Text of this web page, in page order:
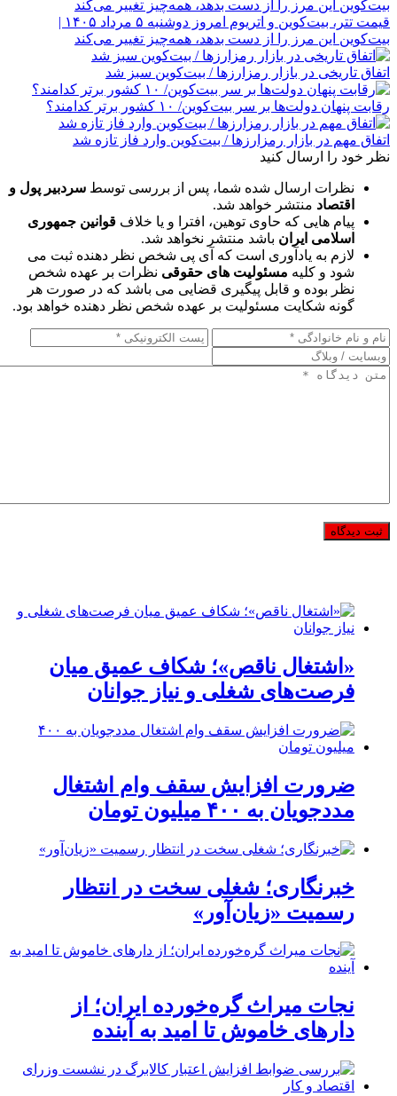
قیمت تتر، بیت‌کوین و اتریوم امروز دوشنبه ۵ مرداد ۱۴۰۵ |
بیت‌کوین این مرز را از دست بدهد، همه‌چیز تغییر می‌کند
اتفاق تاریخی در بازار رمزارزها / بیت‌کوین سبز شد
رقابت پنهان دولت‌ها بر سر بیت‌کوین/ ۱۰ کشور برتر کدامند؟
اتفاق مهم در بازار رمزارزها / بیت‌کوین وارد فاز تازه شد
نظر خود را ارسال کنید
نظرات ارسال شده شما، پس از بررسی توسط سردبیر پول و
اقتصاد منتشر خواهد شد.
پیام هایی که حاوی توهین، افترا و یا خلاف قوانین جمهوری
اسلامی ایران باشد منتشر نخواهد شد.
لازم به یادآوری است که آی پی شخص نظر دهنده ثبت می
شود و کلیه مسئولیت های حقوقی نظرات بر عهده شخص
نظر بوده و قابل پیگیری قضایی می باشد که در صورت هر
گونه شکایت مسئولیت بر عهده شخص نظر دهنده خواهد بود.
«اشتغال ناقص»؛ شکاف عمیق میان
فرصت‌های شغلی و نیاز جوانان
ضرورت افزایش سقف وام اشتغال
مددجویان به ۴۰۰ میلیون تومان
خبرنگاری؛ شغلی سخت در انتظار
رسمیت «زیان‌آور»
نجات میراث گره‌خورده ایران؛ از
دارهای خاموش تا امید به آینده